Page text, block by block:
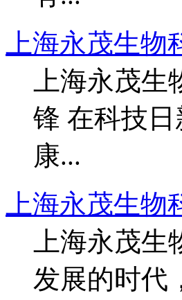
上海永茂生物
上海永茂
锋 在科技
康...
上海永茂生物
上海永茂
发展的时代